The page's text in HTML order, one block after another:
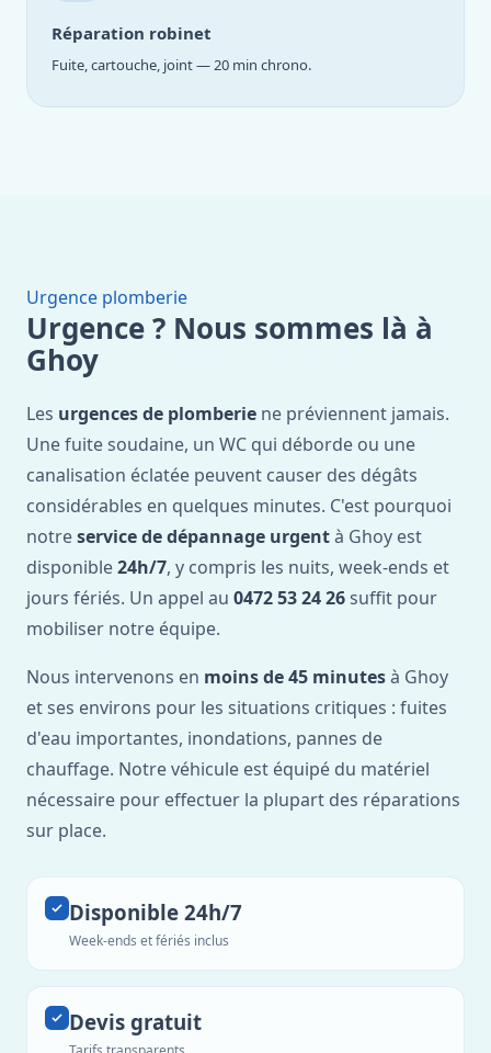
Réparation robinet
Fuite, cartouche, joint — 20 min chrono.
Urgence plomberie
Urgence ? Nous sommes là à
Ghoy
Les urgences de plomberie ne préviennent jamais.
Une fuite soudaine, un WC qui déborde ou une
canalisation éclatée peuvent causer des dégâts
considérables en quelques minutes. C'est pourquoi
notreservice de dépannage urgentà Ghoy est
disponible24h/7, y compris les nuits, week-ends et
jours fériés. Un appel au 0472 53 24 26 suffit pour
mobiliser notre équipe.
Nous intervenons en moins de 45 minutesà Ghoy
et ses environs pour les situations critiques : fuites
d'eau importantes, inondations, pannes de
chauffage. Notre véhicule est équipé du matériel
nécessaire pour effectuer la plupart des réparations
sur place.
Disponible 24h/7
Week-ends et fériés inclus
Devis gratuit